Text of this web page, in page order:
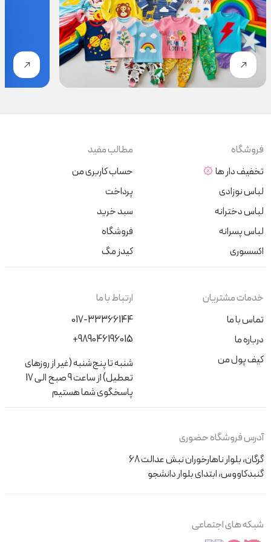
فروشگاه
تخفیف دار ها
لباس نوزادی
لباس دخترانه
لباس پسرانه
اکسسوری
مطالب مفید
حساب کاربری من
پرداخت
سبد خرید
فروشگاه
کیدز مگ
خدمات مشتریان
تماس با ما
درباره ما
کیف پول من
ارتباط با ما
017-33366144
+989046196015
شنبه تا پنج‌شنبه (غیر از روزهای
تعطیل) از ساعت 9 صبح الی 17
پاسخگوی شما هستیم
آدرس فروشگاه حضوری
گرگان، بلوار ناهارخوران نبش عدالت 68
گنبدکاووس، ابتدای بلوار دانشجو
شبکه های اجتماعی